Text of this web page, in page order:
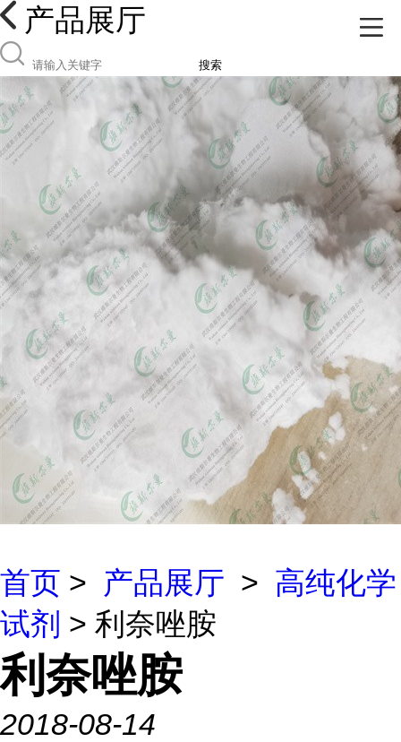
产品展厅
搜索
首页 > 产品展厅 > 高纯化学
试剂 > 利奈唑胺
利奈唑胺
2018-08-14